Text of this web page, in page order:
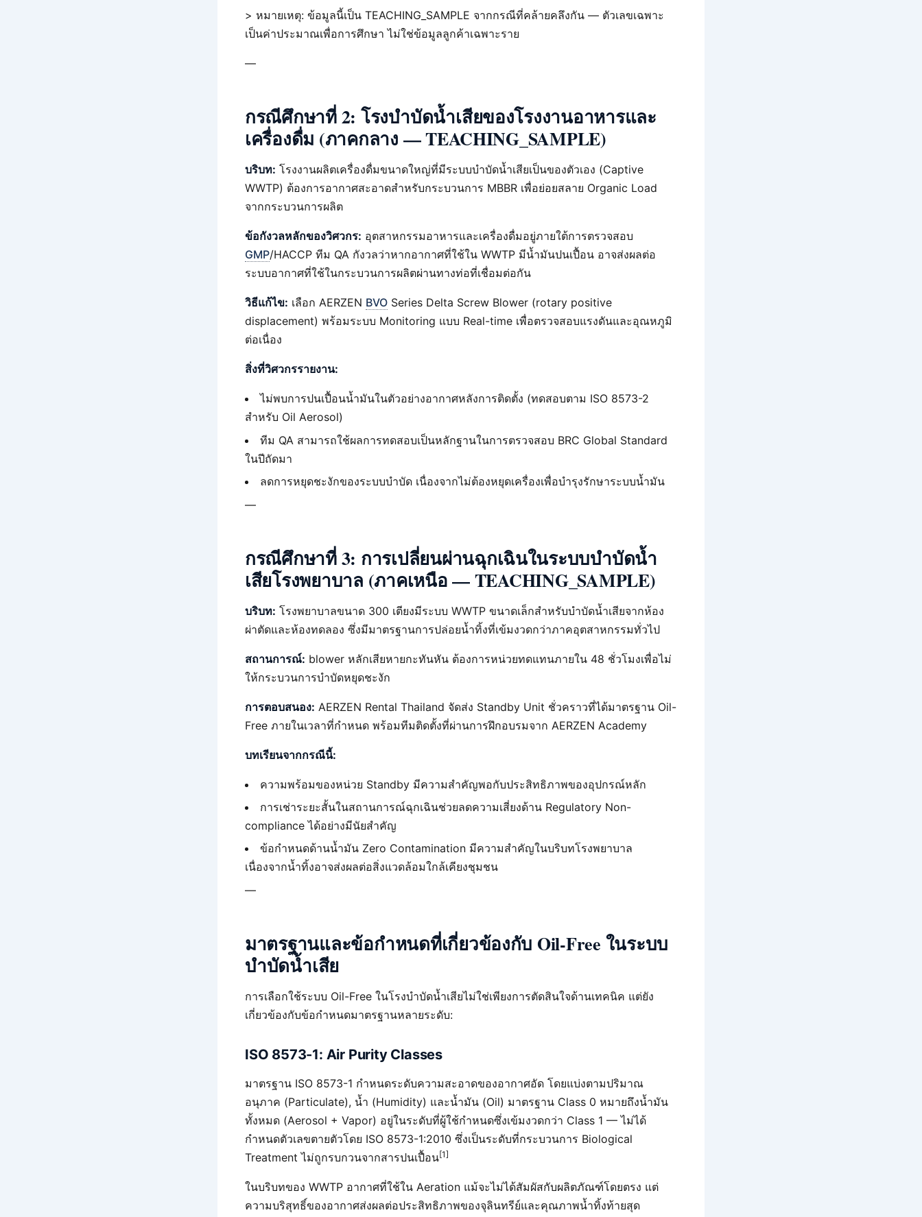
> หมายเหตุ: ข้อมูลนี้เป็น TEACHING_SAMPLE จากกรณีที่คล้ายคลึงกัน — ตัวเลขเฉพาะ
เป็นค่าประมาณเพื่อการศึกษา ไม่ใช่ข้อมูลลูกค้าเฉพาะราย
—
กรณีศึกษาที่ 2: โรงบำบัดน้ำเสียของโรงงานอาหารและ
เครื่องดื่ม (ภาคกลาง — TEACHING_SAMPLE)
บริบท: โรงงานผลิตเครื่องดื่มขนาดใหญ่ที่มีระบบบำบัดน้ำเสียเป็นของตัวเอง (Captive
WWTP) ต้องการอากาศสะอาดสำหรับกระบวนการ MBBR เพื่อย่อยสลาย Organic Load
จากกระบวนการผลิต
ข้อกังวลหลักของวิศวกร: อุตสาหกรรมอาหารและเครื่องดื่มอยู่ภายใต้การตรวจสอบ
GMP/HACCP ทีม QA กังวลว่าหากอากาศที่ใช้ใน WWTP มีน้ำมันปนเปื้อน อาจส่งผลต่อ
ระบบอากาศที่ใช้ในกระบวนการผลิตผ่านทางท่อที่เชื่อมต่อกัน
วิธีแก้ไข: เลือก AERZEN BVO Series Delta Screw Blower (rotary positive
displacement) พร้อมระบบ Monitoring แบบ Real-time เพื่อตรวจสอบแรงดันและอุณหภูมิ
ต่อเนื่อง
สิ่งที่วิศวกรรายงาน:
ไม่พบการปนเปื้อนน้ำมันในตัวอย่างอากาศหลังการติดตั้ง (ทดสอบตาม ISO 8573-2
สำหรับ Oil Aerosol)
ทีม QA สามารถใช้ผลการทดสอบเป็นหลักฐานในการตรวจสอบ BRC Global Standard
ในปีถัดมา
ลดการหยุดชะงักของระบบบำบัด เนื่องจากไม่ต้องหยุดเครื่องเพื่อบำรุงรักษาระบบน้ำมัน
—
กรณีศึกษาที่ 3: การเปลี่ยนผ่านฉุกเฉินในระบบบำบัดน้ำ
เสียโรงพยาบาล (ภาคเหนือ — TEACHING_SAMPLE)
บริบท: โรงพยาบาลขนาด 300 เตียงมีระบบ WWTP ขนาดเล็กสำหรับบำบัดน้ำเสียจากห้อง
ผ่าตัดและห้องทดลอง ซึ่งมีมาตรฐานการปล่อยน้ำทิ้งที่เข้มงวดกว่าภาคอุตสาหกรรมทั่วไป
สถานการณ์: blower หลักเสียหายกะทันหัน ต้องการหน่วยทดแทนภายใน 48 ชั่วโมงเพื่อไม่
ให้กระบวนการบำบัดหยุดชะงัก
การตอบสนอง: AERZEN Rental Thailand จัดส่ง Standby Unit ชั่วคราวที่ได้มาตรฐาน Oil-
Free ภายในเวลาที่กำหนด พร้อมทีมติดตั้งที่ผ่านการฝึกอบรมจาก AERZEN Academy
บทเรียนจากกรณีนี้:
ความพร้อมของหน่วย Standby มีความสำคัญพอกับประสิทธิภาพของอุปกรณ์หลัก
การเช่าระยะสั้นในสถานการณ์ฉุกเฉินช่วยลดความเสี่ยงด้าน Regulatory Non-
compliance ได้อย่างมีนัยสำคัญ
ข้อกำหนดด้านน้ำมัน Zero Contamination มีความสำคัญในบริบทโรงพยาบาล
เนื่องจากน้ำทิ้งอาจส่งผลต่อสิ่งแวดล้อมใกล้เคียงชุมชน
—
มาตรฐานและข้อกำหนดที่เกี่ยวข้องกับ Oil-Free ในระบบ
บำบัดน้ำเสีย
การเลือกใช้ระบบ Oil-Free ในโรงบำบัดน้ำเสียไม่ใช่เพียงการตัดสินใจด้านเทคนิค แต่ยัง
เกี่ยวข้องกับข้อกำหนดมาตรฐานหลายระดับ:
ISO 8573-1: Air Purity Classes
มาตรฐาน ISO 8573-1 กำหนดระดับความสะอาดของอากาศอัด โดยแบ่งตามปริมาณ
อนุภาค (Particulate), น้ำ (Humidity) และน้ำมัน (Oil) มาตรฐาน Class 0 หมายถึงน้ำมัน
ทั้งหมด (Aerosol + Vapor) อยู่ในระดับที่ผู้ใช้กำหนดซึ่งเข้มงวดกว่า Class 1 — ไม่ได้
กำหนดตัวเลขตายตัวโดย ISO 8573-1:2010 ซึ่งเป็นระดับที่กระบวนการ Biological
Treatment ไม่ถูกรบกวนจากสารปนเปื้อน[1]
ในบริบทของ WWTP อากาศที่ใช้ใน Aeration แม้จะไม่ได้สัมผัสกับผลิตภัณฑ์โดยตรง แต่
ความบริสุทธิ์ของอากาศส่งผลต่อประสิทธิภาพของจุลินทรีย์และคุณภาพน้ำทิ้งท้ายสุด